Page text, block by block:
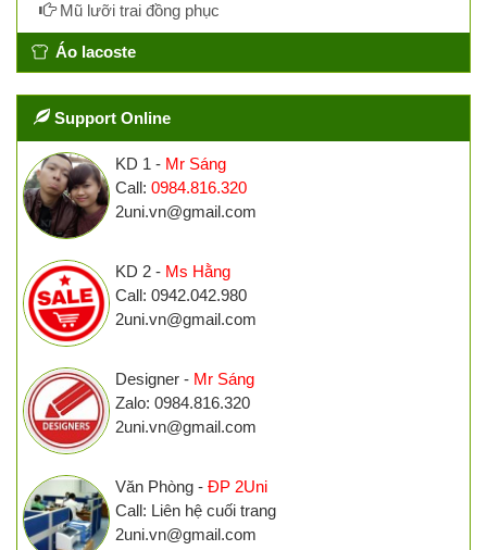
Mũ lưỡi trai đồng phục
Áo lacoste
Support Online
KD 1 - Mr Sáng
Call: 0984.816.320
2uni.vn@gmail.com
KD 2 - Ms Hằng
Call: 0942.042.980
2uni.vn@gmail.com
Designer - Mr Sáng
Zalo: 0984.816.320
2uni.vn@gmail.com
Văn Phòng - ĐP 2Uni
Call: Liên hệ cuối trang
2uni.vn@gmail.com